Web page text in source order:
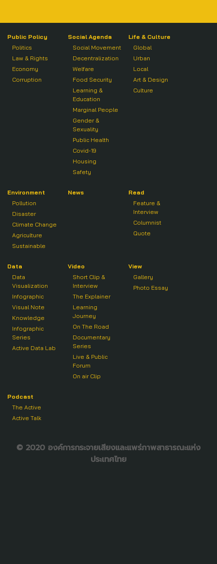
Public Policy
Politics
Law & Rights
Economy
Corruption
Social Agenda
Social Movement
Decentralization
Welfare
Food Security
Learning &
Education
Marginal People
Gender &
Sexuality
Public Health
Covid-19
Housing
Safety
Life & Culture
Global
Urban
Local
Art & Design
Culture
Environment
Pollution
Disaster
Climate Change
Agriculture
Sustainable
News
Read
Feature &
Interview
Columnist
Quote
Data
Data
Visualization
Infographic
Visual Note
Knowledge
Infographic
Series
Active Data Lab
Video
Short Clip &
Interview
The Explainer
Learning
Journey
On The Road
Documentary
Series
Live & Public
Forum
On air Clip
View
Gallery
Photo Essay
Podcast
The Active
Active Talk
© 2020 องค์การกระจายเสียงและแพร่ภาพสาธารณะแห่ง
ประเทศไทย